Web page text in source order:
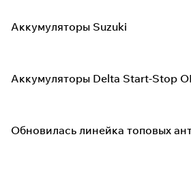
Аккумуляторы Suzuki
Аккумуляторы Delta Start-Stop
Обновилась линейка топовых